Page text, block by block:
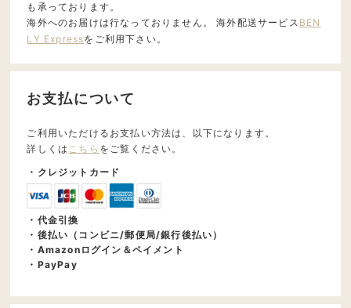
も承っております。
海外へのお届けは行なっておりません。 海外配送サービス BEN
LY Expressをご利用下さい。
お支払について
ご利用いただけるお支払い方法は、以下になります。
詳しくは こちら をご覧ください。
・クレジットカード
・代金引換
・後払い（コンビニ/郵便局/銀行後払い）
・Amazonログイン＆ペイメント
・PayPay